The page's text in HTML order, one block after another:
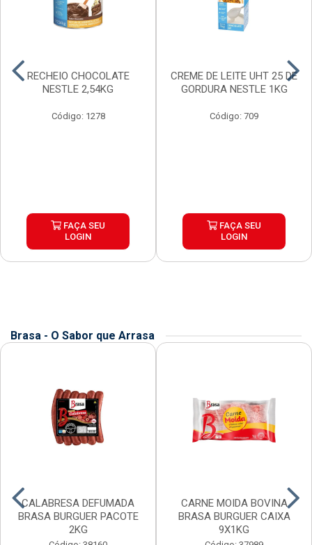
RECHEIO CHOCOLATE
NESTLE 2,54KG
Código: 1278
FAÇA SEU
LOGIN
CREME DE LEITE UHT 25 DE
GORDURA NESTLE 1KG
Código: 709
FAÇA SEU
LOGIN
Brasa - O Sabor que Arrasa
CALABRESA DEFUMADA
BRASA BURGUER PACOTE
2KG
CARNE MOIDA BOVINA
BRASA BURGUER CAIXA
9X1KG